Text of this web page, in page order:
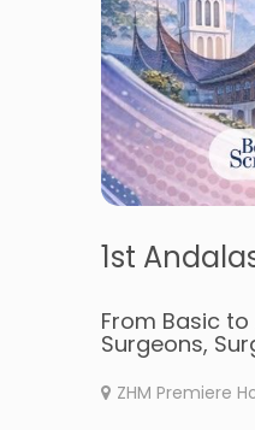
1st
From Basic
Surgeons,
ZHM Premiere